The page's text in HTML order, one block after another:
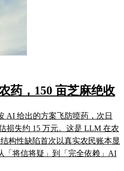
药，150 亩芝麻绝收
AI 给出的方案飞防喷药，次日
损失约 15 万元。这是 LLM 在农
构性缺陷首次以真实农民账本显
将信将疑」到「完全依赖」AI